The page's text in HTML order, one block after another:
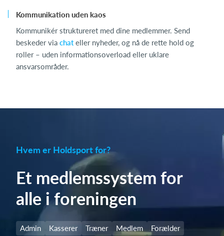
Kommunikation uden kaos
Kommunikér struktureret med dine medlemmer. Send
beskeder via chateller nyheder, og nå de rette hold og
roller – uden informationsoverload eller uklare
ansvarsområder.
Hvem er Holdsport for?
Et medlemssystem for
alle i foreningen
Admin Kasserer Træner Medlem Forælder